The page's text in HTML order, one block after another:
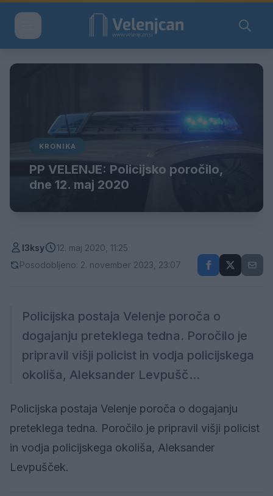
KRONIKA
PP VELENJE: Policijsko poročilo,
dne 12. maj 2020
l3ksy
12. maj 2020, 11:25
Posodobljeno: 2. november 2023, 23:07
Policijska postaja Velenje poroča o
dogajanju preteklega tedna. Poročilo je
pripravil višji policist in vodja policijskega
okoliša, Aleksander Levpušč...
Policijska postaja Velenje poroča o dogajanju
preteklega tedna. Poročilo je pripravil višji policist
in vodja policijskega okoliša, Aleksander
Levpušček.